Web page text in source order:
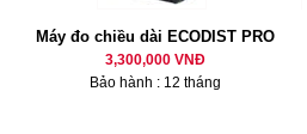
Máy đo chiều dài ECODIST PRO
3,300,000 VNĐ
Bảo hành : 12 tháng